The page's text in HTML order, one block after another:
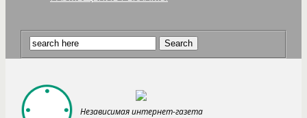
Независимая интернет-газета